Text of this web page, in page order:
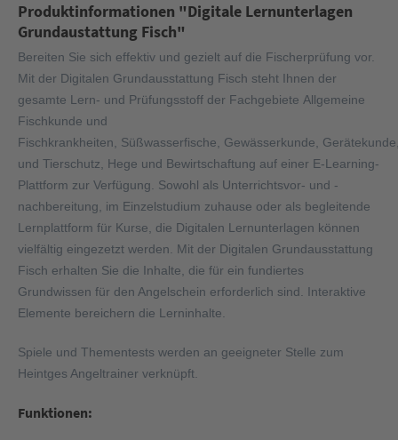
Produktinformationen "Digitale Lernunterlagen
Grundaustattung Fisch"
Bereiten Sie sich effektiv und gezielt auf die Fischerprüfung vor.
Mit der Digitalen Grundausstattung Fisch steht Ihnen der
gesamte Lern- und Prüfungsstoff der Fachgebiete Allgemeine
Fischkunde und
Fischkrankheiten, Süßwasserfische, Gewässerkunde,
und Tierschutz, Hege und Bewirtschaftung auf einer E-Learning-
Plattform zur Verfügung. Sowohl als Unterrichtsvor- und -
nachbereitung, im Einzelstudium zuhause oder als begleitende
Lernplattform für Kurse, die Digitalen Lernunterlagen können
vielfältig eingezetzt werden. Mit der Digitalen Grundausstattung
Fisch erhalten Sie die Inhalte, die für ein fundiertes
Grundwissen für den Angelschein erforderlich sind. Interaktive
Elemente bereichern die Lerninhalte.
Spiele und Thementests werden an geeigneter Stelle zum
Heintges Angeltrainer verknüpft.
Funktionen: